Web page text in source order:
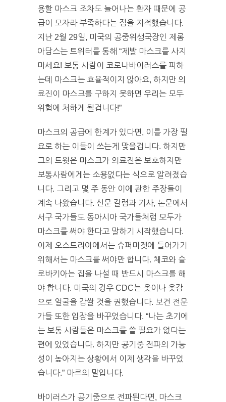
용할 마스크 조차도 늘어나는 환자 때문에 공
급이 모자라 부족하다는 점을 지적했습니다.
지난 2월 29일, 미국의 공중위생국장인 제롬
아담스는 트위터를 통해 “제발 마스크를 사지
마세요! 보통 사람이 코로나바이러스를 피하
는데 마스크는 효율적이지 않아요, 하지만 의
료진이 마스크를 구하지 못하면 우리는 모두
위험에 처하게 될겁니다!”
마스크의 공급에 한계가 있다면, 이를 가장 필
요로 하는 이들이 쓰는게 맞을겁니다. 하지만
그의 트윗은 마스크가 의료진은 보호하지만
보통사람에게는 소용없다는 식으로 알려졌습
니다. 그리고 몇 주 동안 이에 관한 주장들이
계속 나왔습니다. 신문 칼럼과 기사, 논문에서
서구 국가들도 동아시아 국가들처럼 모두가
마스크를 써야 한다고 말하기 시작했습니다.
이제 오스트리아에서는 슈퍼마켓에 들어가기
위해서는 마스크를 써야만 합니다. 체코와 슬
로바키아는 집을 나설 때 반드시 마스크를 해
야 합니다. 미국의 경우 CDC는 옷이나 옷감
으로 얼굴을 감쌀 것을 권했습니다. 보건 전문
가들 또한 입장을 바꾸었습니다. “나는 초기에
는 보통 사람들은 마스크를 쓸 필요가 없다는
편에 있었습니다. 하지만 공기중 전파의 가능
성이 높아지는 상황에서 이제 생각을 바꾸었
습니다.” 마르의 말입니다.
바이러스가 공기중으로 전파된다면, 마스크